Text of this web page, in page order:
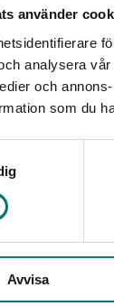
använder
analysera
och
som du
Avvisa